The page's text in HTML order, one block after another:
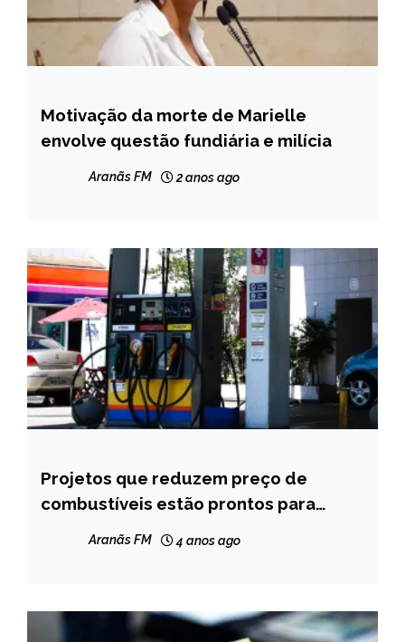
BRASIL
NOTÍCIAS
Motivação da morte de Marielle
envolve questão fundiária e milícia
Aranãs FM 2 anos ago
BRASIL
NOTÍCIAS
Projetos que reduzem preço de
combustíveis estão prontos para
Aranãs FM 4 anos ago